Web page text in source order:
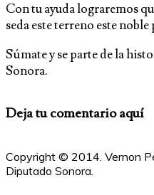
Con tu ayuda lograremos
seda este terreno este
Súmate y se parte de la
Sonora.
Dejatu comentario aquí
Copyright © 2014. Vernon
Diputado Sonora.